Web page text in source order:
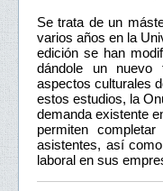
Se trata de un
varios años en la
edición se han
dándole un nuevo
aspectos culturales
estos estudios, la
demanda existente
permiten
asistentes, así
laboral en sus